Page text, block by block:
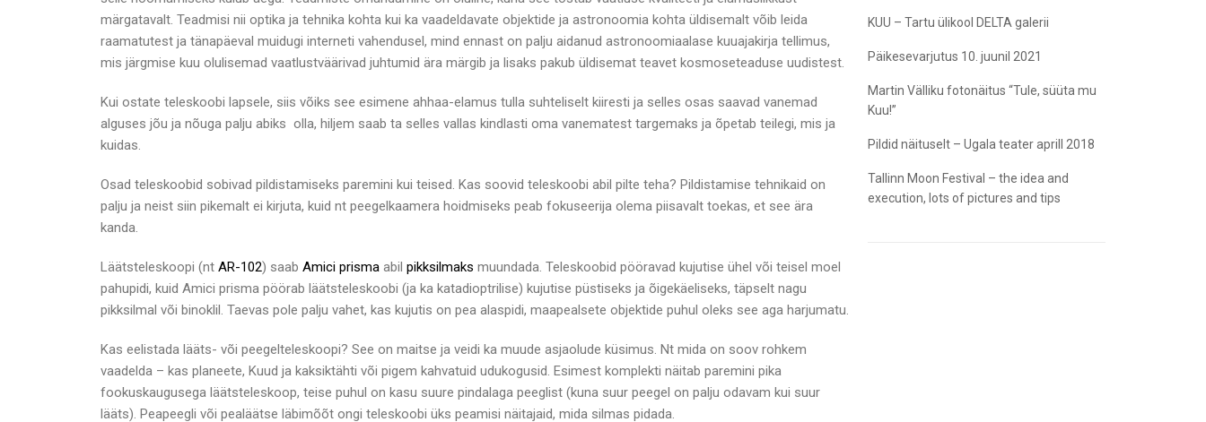
märgatavalt. Teadmisi nii optika ja tehnika kohta kui ka vaadeldavate objektide ja astronoomia kohta üldisemalt võib leida
raamatutest ja tänapäeval muidugi interneti vahendusel, mind ennast on palju aidanud astronoomiaalase kuuajakirja tellimus,
mis järgmise kuu olulisemad vaatlustväärivad juhtumid ära märgib ja lisaks pakub üldisemat teavet kosmoseteaduse uudistest.
Kui ostate teleskoobi lapsele, siis võiks see esimene ahhaa-elamus tulla suhteliselt kiiresti ja selles osas saavad vanemad
alguses jõu ja nõuga palju abiks olla, hiljem saab ta selles vallas kindlasti oma vanematest targemaks ja õpetab teilegi, mis ja
kuidas.
Osad teleskoobid sobivad pildistamiseks paremini kui teised. Kas soovid teleskoobi abil pilte teha? Pildistamise tehnikaid on
palju ja neist siin pikemalt ei kirjuta, kuid nt peegelkaamera hoidmiseks peab fokuseerija olema piisavalt toekas, et see ära
kanda.
Läätsteleskoopi (nt AR-102) saab Amici prisma abil pikksilmaks muundada. Teleskoobid pööravad kujutise ühel või teisel moel
pahupidi, kuid Amici prisma pöörab läätsteleskoobi (ja ka katadioptrilise) kujutise püstiseks ja õigekäeliseks, täpselt nagu
pikksilmal või binoklil. Taevas pole palju vahet, kas kujutis on pea alaspidi, maapealsete objektide puhul oleks see aga harjumatu.
Kas eelistada lääts- või peegelteleskoopi? See on maitse ja veidi ka muude asjaolude küsimus. Nt mida on soov rohkem
vaadelda – kas planeete, Kuud ja kaksiktähti või pigem kahvatuid udukogusid. Esimest komplekti näitab paremini pika
fookuskaugusega läätsteleskoop, teise puhul on kasu suure pindalaga peeglist (kuna suur peegel on palju odavam kui suur
lääts). Peapeegli või pealäätse läbimõõt ongi teleskoobi üks peamisi näitajaid, mida silmas pidada.
KUU – Tartu ülikool DELTA galerii
Päikesevarjutus 10. juunil 2021
Martin Välliku fotonäitus “Tule, süüta mu
Kuu!”
Pildid näituselt – Ugala teater aprill 2018
Tallinn Moon Festival – the idea and
execution, lots of pictures and tips